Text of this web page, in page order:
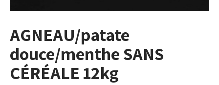
AGNEAU/patate
douce/menthe SANS
CÉRÉALE 12kg